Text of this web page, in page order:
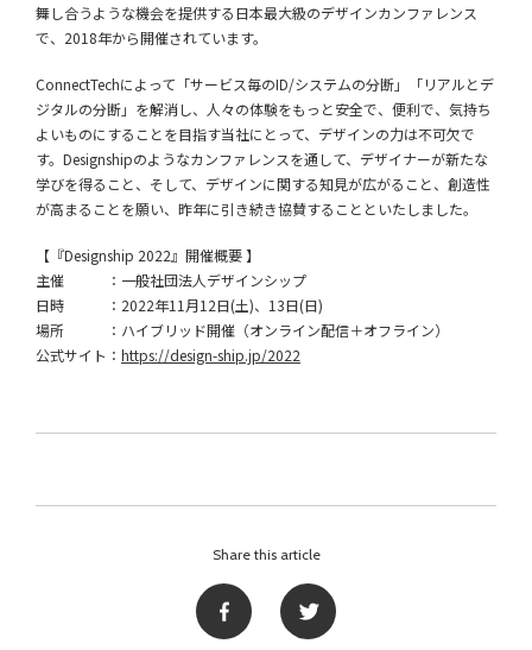
舞し合うような機会を提供する日本最大級のデザインカンファレンス
で、2018年から開催されています。
ConnectTechによって「サービス毎のID/システムの分断」「リアルとデ
ジタルの分断」を解消し、人々の体験をもっと安全で、便利で、気持ち
よいものにすることを目指す当社にとって、デザインの力は不可欠で
す。Designshipのようなカンファレンスを通して、デザイナーが新たな
学びを得ること、そして、デザインに関する知見が広がること、創造性
が高まることを願い、昨年に引き続き協賛することといたしました。
【『Designship 2022』開催概要 】
主催 ：一般社団法人デザインシップ
日時 ：2022年11月12日(土)、13日(日)
場所 ：ハイブリッド開催（オンライン配信＋オフライン）
公式サイト： https://design-ship.jp/2022
Share this article